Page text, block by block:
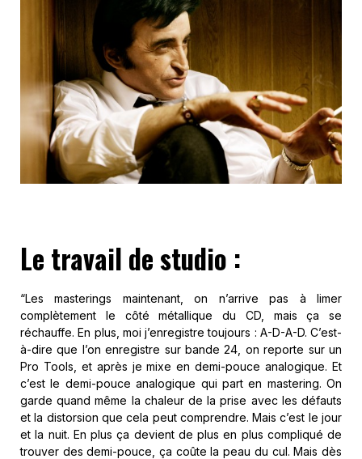
Le travail de studio :
“Les masterings maintenant, on n’arrive pas à limer
complètement le côté métallique du CD, mais ça se
réchauffe. En plus, moi j’enregistre toujours : A-D-A-D. C’est-
à-dire que l’on enregistre sur bande 24, on reporte sur un
Pro Tools, et après je mixe en demi-pouce analogique. Et
c’est le demi-pouce analogique qui part en mastering. On
garde quand même la chaleur de la prise avec les défauts
et la distorsion que cela peut comprendre. Mais c’est le jour
et la nuit. En plus ça devient de plus en plus compliqué de
trouver des demi-pouce, ça coûte la peau du cul. Mais dès